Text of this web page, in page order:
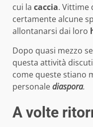
cui la caccia. Vittime
certamente alcune
allontanarsi dai loro
Dopo quasi mezzo
questa attività
come queste stiano
personalediaspora.
A volte